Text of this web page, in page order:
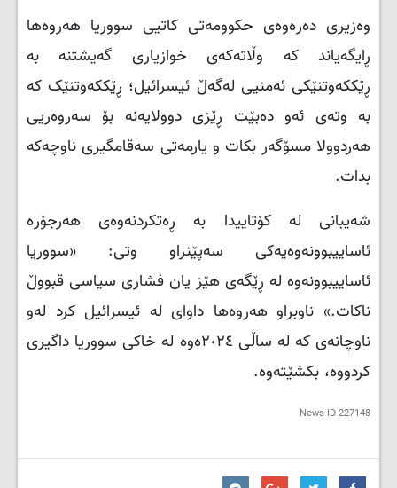
وەزیری دەرەوەی حکوومەتی کاتیی سووریا هەروەها
ڕایگەیاند کە وڵاتەکەی خوازیاری گەیشتنە بە
ڕێککەوتنێکی ئەمنیی لەگەڵ ئیسرائیل؛ ڕێککەوتنێک کە
بە وتەی ئەو دەبێت ڕێزی دوولایەنە بۆ سەروەریی
هەردوولا مسۆگەر بکات و یارمەتی سەقامگیری ناوچەکە
بدات.
شەیبانی لە کۆتاییدا بە ڕەتکردنەوەی هەرجۆرە
ئاساییبوونەوەیەکی سەپێنراو وتی: «سووریا
ئاساییبوونەوە لە ڕێگەی هێز یان فشاری سیاسی قبووڵ
ناکات.» ناوبراو هەروەها داوای لە ئیسرائیل کرد لەو
ناوچانەی کە لە ساڵی ٢٠٢٤ەوە لە خاکی سووریا داگیری
کردووە، بکشێتەوە.
News ID227148